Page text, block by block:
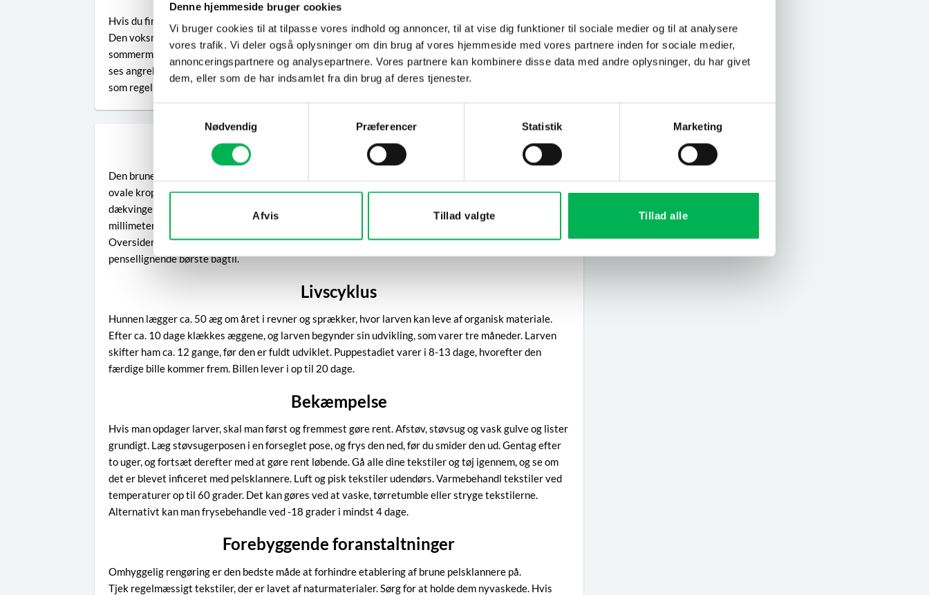
Denne hjemmeside bruger cookies
Vi bruger cookies til at tilpasse vores indhold og annoncer, til at vise dig funktioner til sociale medier og til at analysere
vores trafik. Vi deler også oplysninger om din brug af vores hjemmeside med vores partnere inden for sociale medier,
annonceringspartnere og analysepartnere. Vores partnere kan kombinere disse data med andre oplysninger, du har givet
dem, eller som de har indsamlet fra din brug af deres tjenester.
Samtykkevalg
Nødvendig
Præferencer Statistik Marketing
Afvis Tillad valgte Tillad alle
Hvis du finder en larve, vil du sandsynligvis tro, at den er død, da de spiller døde, når de føler sig truede.
Den voksne bille søger lys og er nemmest at få øje på i vinduer og vindueskarme. I de varme
sommermåneder kan den flyve mellem etager og mellem huse og på den måde sprede sig. På tekstiler
ses angrebet som små runde huller, og på pelse, skind og fløjl ses veldefinerede pletter. Angrebene er
som regel spredte.
Udseende
Den brune pelsklanner er mindre end den almindelige pelsklanner og måler 2 til 5 millimeter. Den
ovale krop er brun til gul, og hovedet er brunt til sort og danner en tydelig linje mellem hovedet og
dækvingerne. Dækvingerne er tæt behårede, og antennerne og benene er rødlige. Larven er 6 – 8
millimeter lang, lidt større end billen, og kan nemt forveksles med andre arter af pelsklannere.
Oversiden er bronzefarvet, og undersiden er gulbrun. Larven er behåret og har en karakteristisk
pensellignende børste bagtil.
Livscyklus
Hunnen lægger ca. 50 æg om året i revner og sprækker, hvor larven kan leve af organisk materiale.
Efter ca. 10 dage klækkes æggene, og larven begynder sin udvikling, som varer tre måneder. Larven
skifter ham ca. 12 gange, før den er fuldt udviklet. Puppestadiet varer i 8-13 dage, hvorefter den
færdige bille kommer frem. Billen lever i op til 20 dage.
Bekæmpelse
Hvis man opdager larver, skal man først og fremmest gøre rent. Afstøv, støvsug og vask gulve og lister
grundigt. Læg støvsugerposen i en forseglet pose, og frys den ned, før du smider den ud. Gentag efter
to uger, og fortsæt derefter med at gøre rent løbende. Gå alle dine tekstiler og tøj igennem, og se om
det er blevet inficeret med pelsklannere. Luft og pisk tekstiler udendørs. Varmebehandl tekstiler ved
temperaturer op til 60 grader. Det kan gøres ved at vaske, tørretumble eller stryge tekstilerne.
Alternativt kan man frysebehandle ved -18 grader i mindst 4 dage.
Forebyggende foranstaltninger
Omhyggelig rengøring er den bedste måde at forhindre etablering af brune pelsklannere på.
Tjek regelmæssigt tekstiler, der er lavet af naturmaterialer. Sørg for at holde dem nyvaskede. Hvis